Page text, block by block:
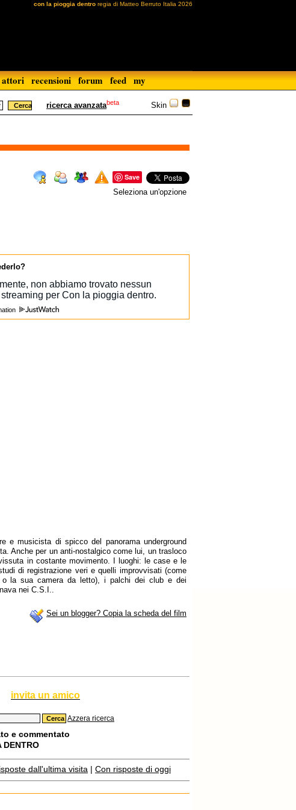
con la pioggia dentro regia di Matteo Berruto Italia 2026
attori recensioni forum feed my
Skin
ricerca avanzatabeta
Save
Seleziona un'opzione
e musicista di spicco del panorama underground
Anche per un anti-nostalgico come lui, un trasloco
in costante movimento. I luoghi: le case e le
di registrazione veri e quelli improvvisati (come
la sua camera da letto), i palchi dei club e dei
nei C.S.I..
Sei un blogger? Copia la scheda del film
invita un amico
Azzera ricerca
e commentato
DENTRO
dall'ultima visita | Con risposte di oggi